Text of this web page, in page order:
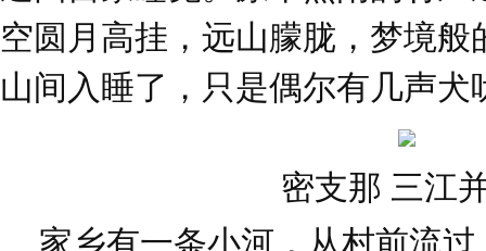
空圆月高挂，远山朦胧，梦境
山间入睡了，只是偶尔有几声犬
密支那 三江
家乡有一条小河，从村前流过